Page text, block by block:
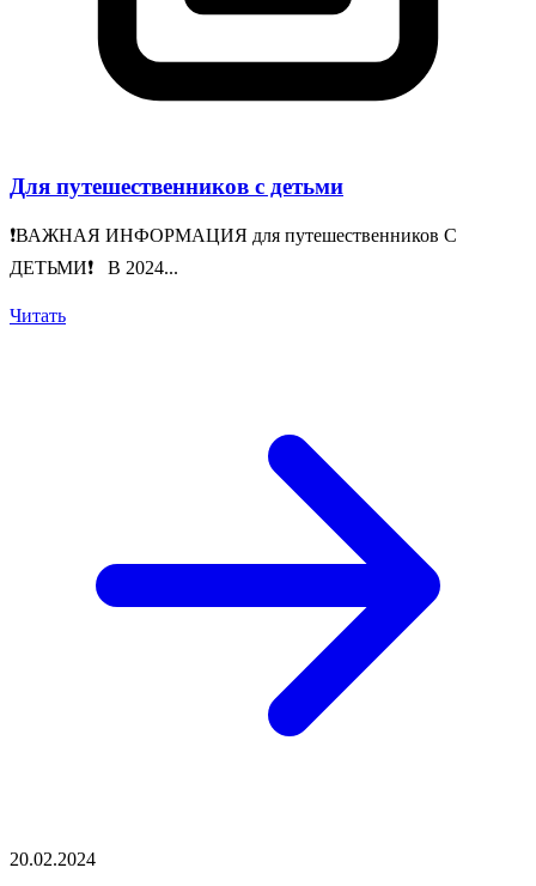
Для путешественников с детьми
❗️ВАЖНАЯ ИНФОРМАЦИЯ для путешественников С
ДЕТЬМИ❗️ В 2024...
Читать
20.02.2024